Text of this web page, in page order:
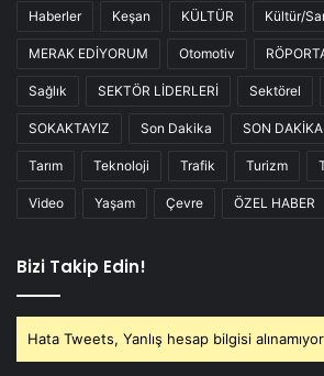
Haberler Keşan KÜLTÜR Kültür/
MERAK EDİYORUM Otomotiv
Sağlık SEKTÖR LİDERLERİ Sektörel
SOKAKTAYIZ Son Dakika SON DAKİKA
Tarım Teknoloji Trafik Turizm
Video Yaşam Çevre ÖZEL HABER
Bizi Takip Edin!
Hata Tweets, Yanlış hesap bilgisi